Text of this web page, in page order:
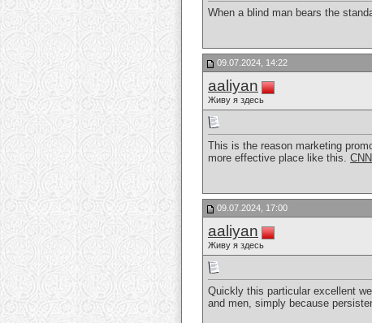
When a blind man bears the
09.07.2024, 14:22
aaliyan
Живу я здесь
This is the reason marketing
more effective place like this.
09.07.2024, 17:00
aaliyan
Живу я здесь
Quickly this particular excellent
and men, simply because